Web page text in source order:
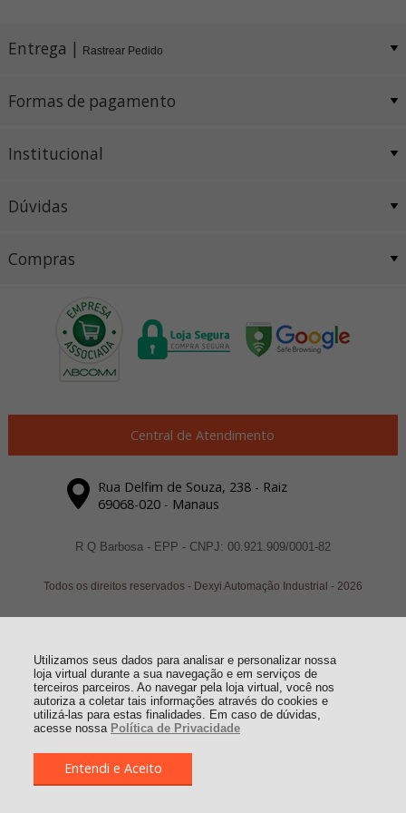
Utilizamos seus dados para analisar e personalizar nossa
loja virtual durante a sua navegação e em serviços de
terceiros parceiros. Ao navegar pela loja virtual, você nos
autoriza a coletar tais informações através do cookies e
utilizá-las para estas finalidades. Em caso de dúvidas,
acesse nossa Política de Privacidade
Entendi e Aceito
Entrega | Rastrear Pedido
Formas de pagamento
Institucional
Dúvidas
Compras
Central de Atendimento
Rua Delfim de Souza, 238 - Raiz
69068-020 - Manaus
R Q Barbosa - EPP - CNPJ: 00.921.909/0001-82
Todos os direitos reservados -Dexyi Automação Industrial -2026